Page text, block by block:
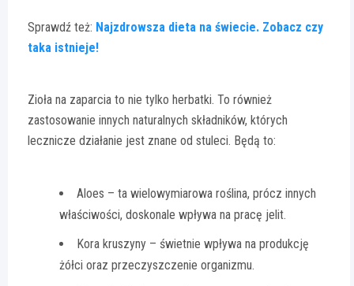
Sprawdź też: Najzdrowsza dieta na świecie. Zobacz czy
taka istnieje!
Zioła na zaparcia to nie tylko herbatki. To również
zastosowanie innych naturalnych składników, których
lecznicze działanie jest znane od stuleci. Będą to:
Aloes – ta wielowymiarowa roślina, prócz innych
właściwości, doskonale wpływa na pracę jelit.
Kora kruszyny – świetnie wpływa na produkcję
żółci oraz przeczyszczenie organizmu.